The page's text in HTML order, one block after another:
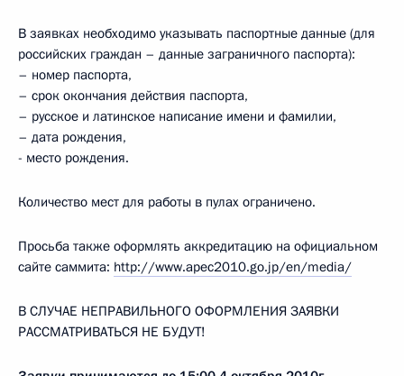
В заявках необходимо указывать паспортные данные (для
российских граждан – данные заграничного паспорта):
– номер паспорта,
– срок окончания действия паспорта,
– русское и латинское написание имени и фамилии,
– дата рождения,
- место рождения.
Количество мест для работы в пулах ограничено.
Просьба также оформлять аккредитацию на официальном
сайте саммита: http://www.apec2010.go.jp/en/media/
В СЛУЧАЕ НЕПРАВИЛЬНОГО ОФОРМЛЕНИЯ ЗАЯВКИ
РАССМАТРИВАТЬСЯ НЕ БУДУТ!